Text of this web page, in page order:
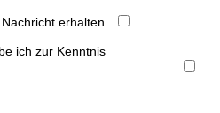
erhalten
ich zur Kenntnis